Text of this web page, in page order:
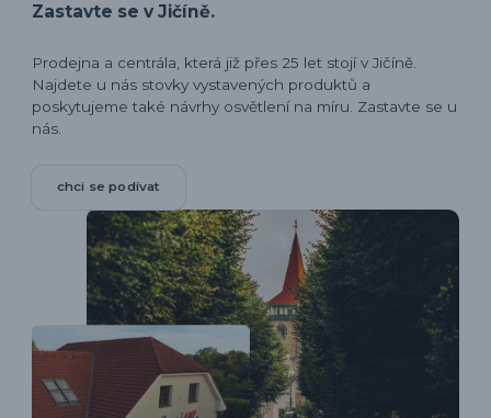
Zastavte se v Jičíně.
Prodejna a centrála, která již přes 25 let stojí v Jičíně.
Najdete u nás stovky vystavených produktů a
poskytujeme také návrhy osvětlení na míru. Zastavte se u
nás.
chci se podívat